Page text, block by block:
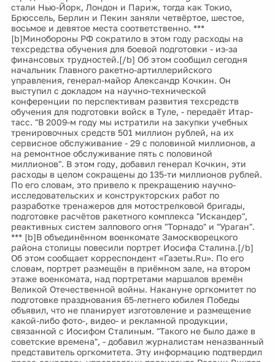
стали Нью-Йорк, Лондон и Париж, тогда как Токио,
Брюссель, Берлин и Пекин заняли четвёртое, шестое,
восьмое и девятое места соответственно. ***
[b]Минобороны РФ сократило в этом году расходы на
техсредства обучения для боевой подготовки - из-за
финансовых трудностей.[/b] Об этом сообщил сегодня
начальник Главного ракетно-артиллерийского
управления, генерал-майор Александр Кочкин. Он
выступил с докладом на научно-технической
конференции по перспективам развития техсредств
обучения для подготовки войск в Туле, - передаёт Итар-
тасс. "В 2009-м году мы истратили на закупки учебных
тренировочных средств 501 миллион рублей, на их
сервисное обслуживание - 29 с половиной миллионов, а
на ремонтное обслуживание пять с половиной
миллионов". В этом году, добавил генерал Кочкин, эти
расходы в целом сокращены до 135-ти миллионов рублей.
По его словам, это привело к прекращению научно-
исследовательских и конструкторских работ по
разработке тренажеров для мотострелковой бригады,
подготовке расчётов ракетного комплекса "Искандер",
реактивных систем залпового огня "Торнадо" и "Ураган".
*** [b]В объединённом военкомате Замоскворецкого
района столицы повесили портрет Иосифа Сталина.[/b]
Об этом сообщает корреспондент «Газеты.Ru». По его
словам, портрет размещён в приёмном зале, на втором
этаже военкомата, над портретами маршалов времён
Великой Отечественной войны. Накануне оргкомитет по
подготовке празднования 65-летнего юбилея Победы
объявил, что не планирует изготовление и размещение
какой-либо фото-, видео- и рекламной продукции,
связанной с Иосифом Сталиным. "Такого не было даже в
советские времена", - добавил журналистам неназванный
представитель оргкомитета. Эту информацию подтвердил